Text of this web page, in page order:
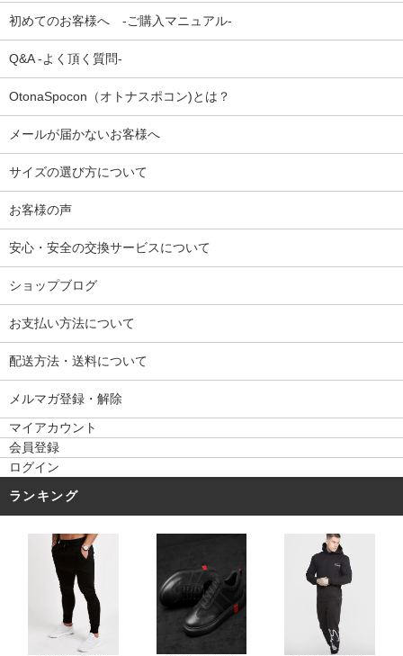
初めてのお客様へ -ご購入マニュアル-
Q&A -よく頂く質問-
OtonaSpocon（オトナスポコン)とは？
メールが届かないお客様へ
サイズの選び方について
お客様の声
安心・安全の交換サービスについて
ショップブログ
お支払い方法について
配送方法・送料について
メルマガ登録・解除
マイアカウント
会員登録
ログイン
ランキング